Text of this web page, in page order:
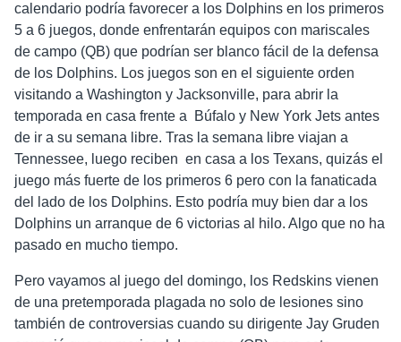
calendario podría favorecer a los Dolphins en los primeros
5 a 6 juegos, donde enfrentarán equipos con mariscales
de campo (QB) que podrían ser blanco fácil de la defensa
de los Dolphins. Los juegos son en el siguiente orden
visitando a Washington y Jacksonville, para abrir la
temporada en casa frente a Búfalo y New York Jets antes
de ir a su semana libre. Tras la semana libre viajan a
Tennessee, luego reciben en casa a los Texans, quizás el
juego más fuerte de los primeros 6 pero con la fanaticada
del lado de los Dolphins. Esto podría muy bien dar a los
Dolphins un arranque de 6 victorias al hilo. Algo que no ha
pasado en mucho tiempo.
Pero vayamos al juego del domingo, los Redskins vienen
de una pretemporada plagada no solo de lesiones sino
también de controversias cuando su dirigente Jay Gruden